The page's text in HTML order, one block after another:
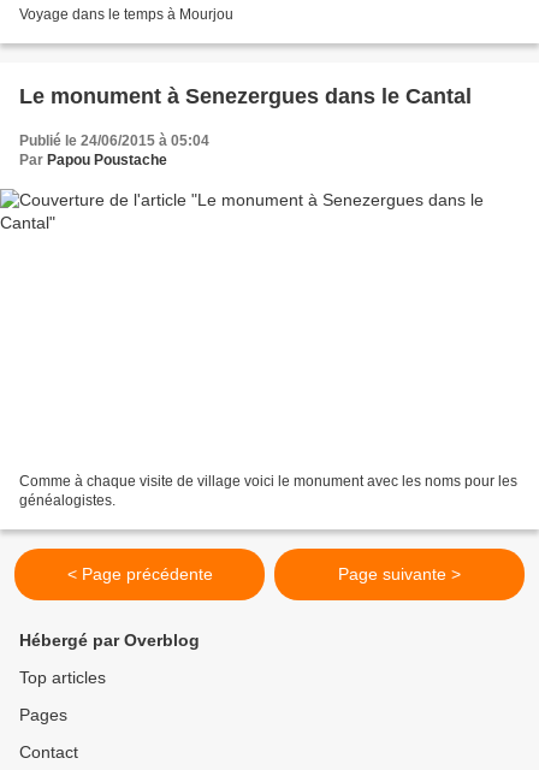
Voyage dans le temps à Mourjou
Le monument à Senezergues dans le Cantal
Publié le 24/06/2015 à 05:04
Par Papou Poustache
Comme à chaque visite de village voici le monument avec les noms pour les
généalogistes.
< Page précédente Page suivante >
Hébergé par Overblog
Top articles
Pages
Contact